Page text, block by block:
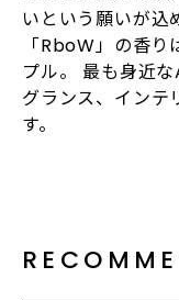
いという願いが込
「RboW」の香
プル。 最も身近
グランス、インテ
す。